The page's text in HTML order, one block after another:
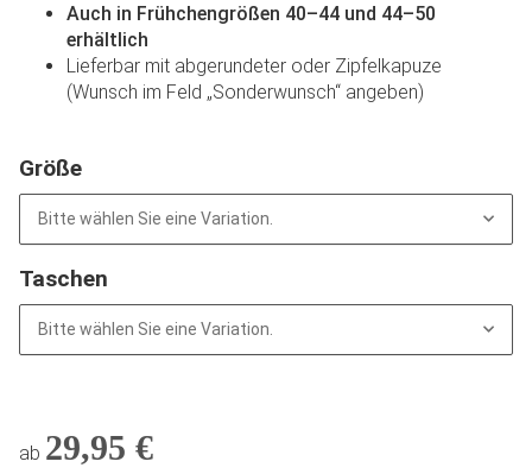
Auch in Frühchengrößen 40–44 und 44–50
erhältlich
Lieferbar mit abgerundeter oder Zipfelkapuze
(Wunsch im Feld „Sonderwunsch“ angeben)
Größe
Bitte wählen Sie eine Variation.
Taschen
Bitte wählen Sie eine Variation.
ab 29,95 €